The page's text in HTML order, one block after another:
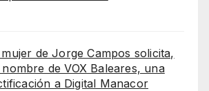
mujer de Jorge Campos solicita,
de VOX Baleares, una
a Digital Manacor